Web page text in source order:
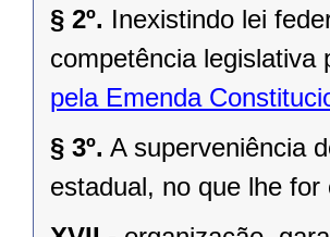
§ 2º. Inexistindo lei
competência legislativa
pela Emenda
§ 3º. A superveniência
estadual, no que lhe for